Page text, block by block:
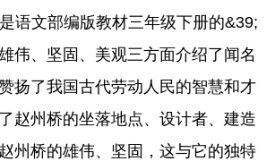
是语文部编版教材三年级下册的&39;
伟、坚固、美观三方面介绍了闻名
扬了我国古代劳动人民的智慧和才
赵州桥的坐落地点、设计者、建造
州桥的雄伟、坚固，这与它的独特